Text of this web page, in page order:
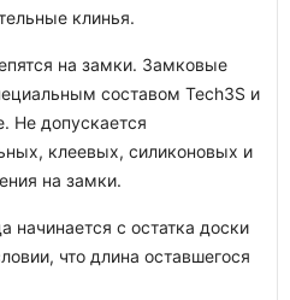
клинья.
на замки. Замковые
составом Tech3S и
Не допускается
клеевых, силиконовых и
на замки.
начинается с остатка доски
что длина оставшегося